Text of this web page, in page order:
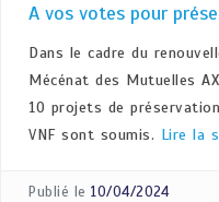
A vos votes pour
Dans le cadre du
Mécénat des Mutuelles
10 projets de
VNF sont soumis. Lire la
Publié le 10/04/2024